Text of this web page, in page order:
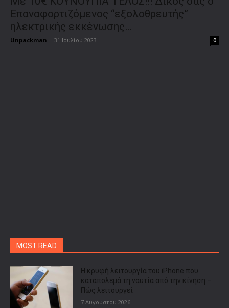
Επαναφορτιζόμενος “εξολοθρευτής”
ηλεκτρικής εκκένωσης…
Unpackman - 31 Ιουλίου 2023 0
MOST READ
Η κρυφή λειτουργία του iPhone που
καταπολεμά τη ναυτία από την κίνηση –
Πώς λειτουργεί
7 Αυγούστου 2026